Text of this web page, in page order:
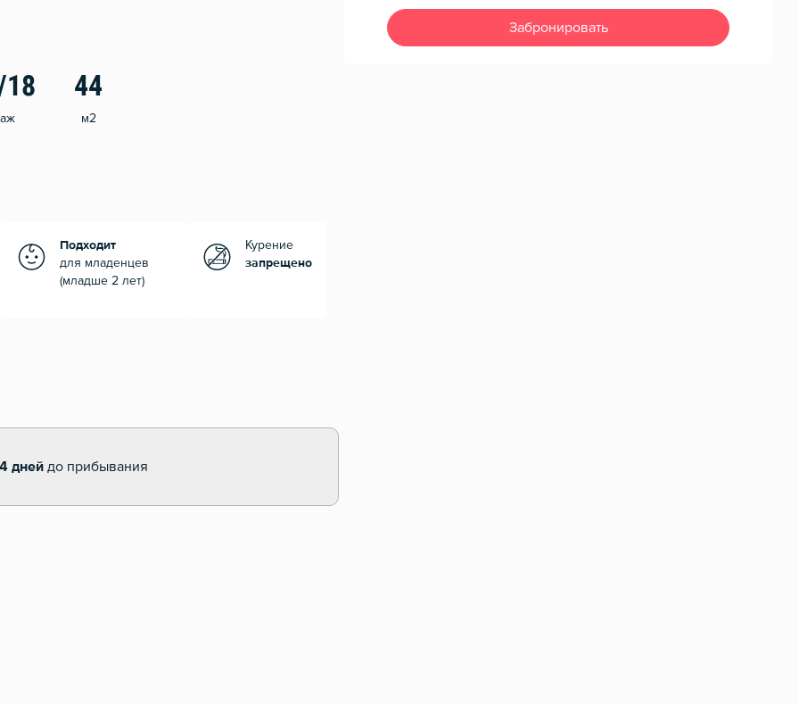
44
м2
Подходит
для младенцев
(младше 2 лет)
Курение
запрещено
дней до прибывания
Забронировать